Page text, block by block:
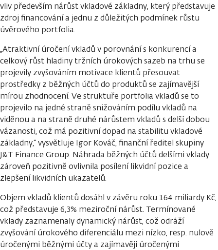
vliv především nárůst vkladové základny, který představuje
zdroj financování a jednu z důležitých podmínek růstu
úvěrového portfolia.
„Atraktivní úročení vkladů v porovnání s konkurencí a
celkový růst hladiny tržních úrokových sazeb na trhu se
projevily zvyšováním motivace klientů přesouvat
prostředky z běžných účtů do produktů se zajímavější
mírou zhodnocení. Ve struktuře portfolia vkladů se to
projevilo na jedné straně snižováním podílu vkladů na
viděnou a na straně druhé nárůstem vkladů s delší dobou
vázanosti, což má pozitivní dopad na stabilitu vkladové
základny,“ vysvětluje Igor Kováč, finanční ředitel skupiny
J&T Finance Group. Náhrada běžných účtů delšími vklady
zároveň pozitivně ovlivnila posílení likvidní pozice a
zlepšení likvidních ukazatelů.
Objem vkladů klientů dosáhl v závěru roku 164 miliardy Kč,
což představuje 6,3% meziroční nárůst. Termínované
vklady zaznamenaly dynamický nárůst, což odráží
zvyšování úrokového diferenciálu mezi nízko, resp. nulově
úročenými běžnými účty a zajímavěji úročenými